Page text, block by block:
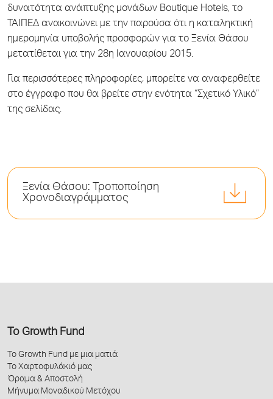
δυνατότητα ανάπτυξης μονάδων Boutique Hotels, το
ΤΑΙΠΕΔ ανακοινώνει με την παρούσα ότι η καταληκτική
ημερομηνία υποβολής προσφορών για το Ξενία Θάσου
μετατίθεται για την 28η Ιανουαρίου 2015.
Για περισσότερες πληροφορίες, μπορείτε να αναφερθείτε
στο έγγραφο που θα βρείτε στην ενότητα “Σχετικό Υλικό”
της σελίδας.
Ξενία Θάσου: Τροποποίηση
Χρονοδιαγράμματος
Το Growth Fund
Το Growth Fund με μια ματιά
Το Χαρτοφυλάκιό μας
Όραμα & Αποστολή
Μήνυμα Μοναδικού Μετόχου